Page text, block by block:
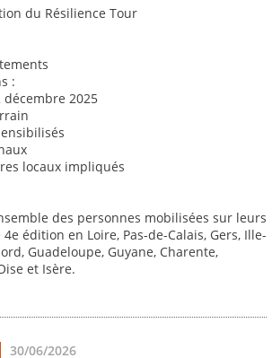
du Résilience Tour
:
2025
locaux impliqués
des personnes mobilisées sur leurs
édition en Loire, Pas-de-Calais, Gers, Ille-
Guadeloupe, Guyane, Charente,
et Isère.
30/06/2026